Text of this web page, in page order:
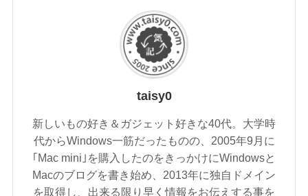
taisy0
新しいもの好き＆ガジェット好きな40代。大学時
代からWindows一筋だったものの、2005年9月に
｢Mac mini｣を購入したのをきっかけにWindowsと
Macのブログを書き始め、2013年に独自ドメイン
を取得し、出来る限り早く情報をお伝えする事を